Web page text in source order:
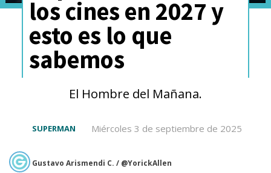
los cines en 2027 y
esto es lo que
sabemos
El Hombre del Mañana.
Miércoles 3 de septiembre de 2025
SUPERMAN
Gustavo Arismendi C. / @YorickAllen